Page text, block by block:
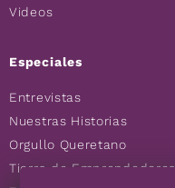
Videos
Especiales
Entrevistas
Nuestras Historias
Orgullo Queretano
Tierra de Emprendedores